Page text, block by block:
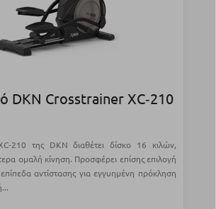
DKN Crosstrainer XC‑210
210 της DKN διαθέτει δίσκο 16 κιλών,
ομαλή κίνηση. Προσφέρει επίσης επιλογή
αντίστασης για εγγυημένη πρόκληση